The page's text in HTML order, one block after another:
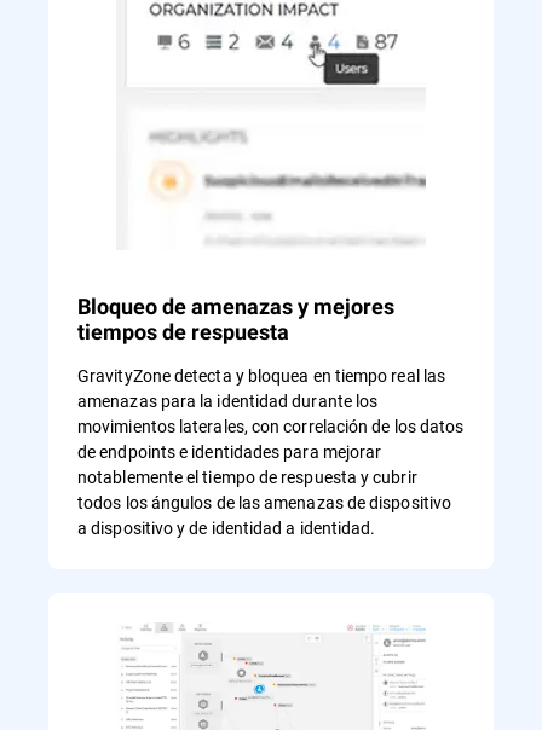
Bloqueo de amenazas y mejores
tiempos de respuesta
GravityZone detecta y bloquea en tiempo real las
amenazas para la identidad durante los
movimientos laterales, con correlación de los datos
de endpoints e identidades para mejorar
notablemente el tiempo de respuesta y cubrir
todos los ángulos de las amenazas de dispositivo
a dispositivo y de identidad a identidad.